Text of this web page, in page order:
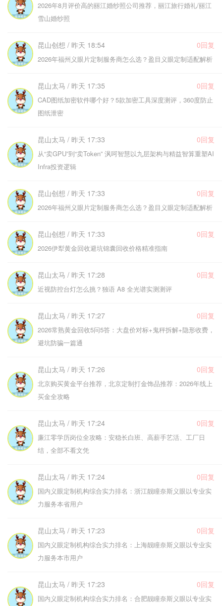
2026年8月评价高的丽江婚纱照公司推荐，丽江旅行婚礼/丽江
雪山婚纱照
昆山创想 / 昨天 18:54 0回复
2026年福州义眼片定制服务商怎么选？盈目义眼定制适配解析
昆山太马 / 昨天 17:35 0回复
CAD图纸加密软件哪个好？5款加密工具深度测评，360度防止
图纸泄密
昆山太马 / 昨天 17:33 0回复
从“卖GPU”到“卖Token” 沨呵智慧以九层架构与精益智算重塑AI
Infra投资逻辑
昆山创想 / 昨天 17:33 0回复
2026年福州义眼片定制服务商怎么选？盈目义眼定制适配解析
昆山创想 / 昨天 17:33 0回复
2026伊犁黄金回收避坑锦囊回收价格精准指南
昆山太马 / 昨天 17:28 0回复
近视防控台灯怎么挑？独语 A8 全光谱实测测评
昆山太马 / 昨天 17:27 0回复
2026常熟黄金回收5问5答：大盘价对标+鬼秤拆解+隐形收费，
避坑防骗一篇通
昆山太马 / 昨天 17:26 0回复
北京购买黄金平台推荐，北京定制打金饰品推荐：2026年线上
买金全攻略
昆山太马 / 昨天 17:24 0回复
廉江零学历岗位全攻略：安稳长白班、高薪手艺活、工厂日
结，全部不看文凭
昆山太马 / 昨天 17:24 0回复
国内义眼定制机构综合实力排名：浙江靓瞳奈斯义眼以专业实
力服务本省用户
昆山太马 / 昨天 17:23 0回复
国内义眼定制机构综合实力排名：上海靓瞳奈斯义眼以专业实
力服务本市用户
昆山太马 / 昨天 17:23 0回复
国内义眼定制机构综合实力排名：合肥靓瞳奈斯义眼以专业实